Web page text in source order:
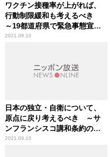
ワクチン接種率が上がれば、
行動制限緩和も考えるべき
～19都道府県で緊急事態宣言
延長へ
2021.09.10
日本の独立・自衛について、
原点に戻り考えるべき ～サ
ンフランシスコ講和条約の調
印から70年
2021.09.10